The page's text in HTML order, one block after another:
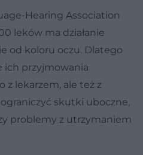
Hearing Association
leków ma działanie
od koloru oczu. Dlatego
ich przyjmowania
z lekarzem, ale też z
skutki uboczne,
problemy z utrzymaniem